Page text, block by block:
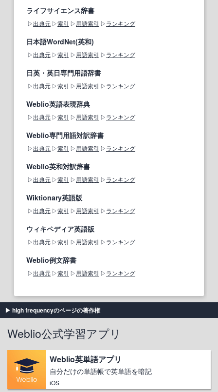
ライフサイエンス辞書
出典元 索引 用語索引 ランキング
日本語WordNet(英和)
出典元 索引 用語索引 ランキング
日英・英日専門用語辞書
出典元 索引 用語索引 ランキング
Weblio英語表現辞典
出典元 索引 用語索引 ランキング
Weblio専門用語対訳辞書
出典元 索引 用語索引 ランキング
Weblio英和対訳辞書
出典元 索引 用語索引 ランキング
Wiktionary英語版
出典元 索引 用語索引 ランキング
ウィキペディア英語版
出典元 索引 用語索引 ランキング
Weblio例文辞書
出典元 索引 用語索引 ランキング
high frequencyのページの著作権
Weblio公式学習アプリ
Weblio英単語アプリ
自分だけの単語帳で英単語を暗記
iOS